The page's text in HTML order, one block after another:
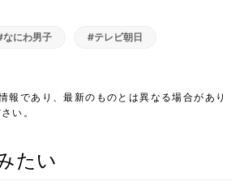
なにわ男子 #テレビ朝日
報であり、最新のものとは異なる場合があり
い。
たい